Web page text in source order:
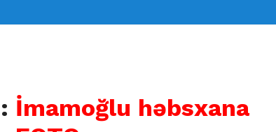
İmamoğlu həbsxana